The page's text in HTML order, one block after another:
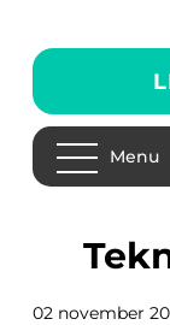
Menu
02 november